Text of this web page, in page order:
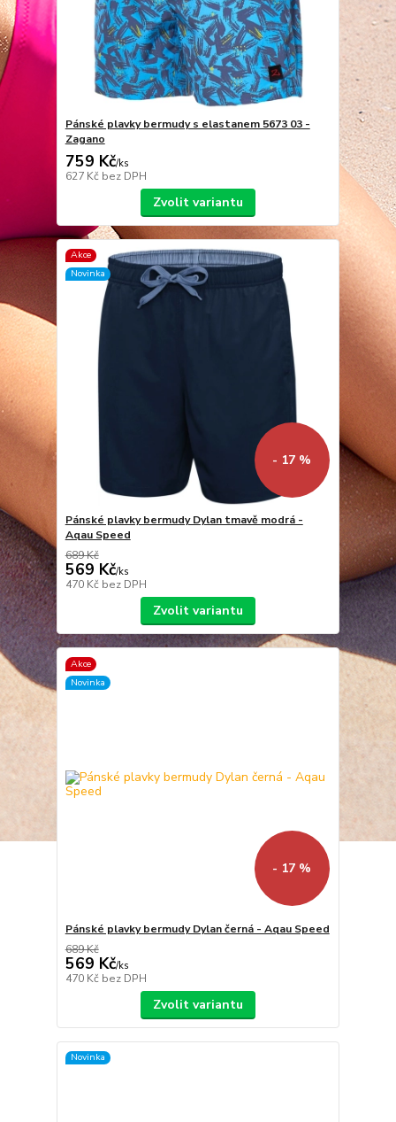
Pánské plavky bermudy s elastanem 5673 03 -
Zagano
759 Kč/ks
627 Kč bez DPH
Zvolit variantu
Akce
Novinka
- 17 %
Pánské plavky bermudy Dylan tmavě modrá -
Aqau Speed
689 Kč
569 Kč/ks
470 Kč bez DPH
Zvolit variantu
Akce
Novinka
- 17 %
Pánské plavky bermudy Dylan černá - Aqau Speed
689 Kč
569 Kč/ks
470 Kč bez DPH
Zvolit variantu
Novinka